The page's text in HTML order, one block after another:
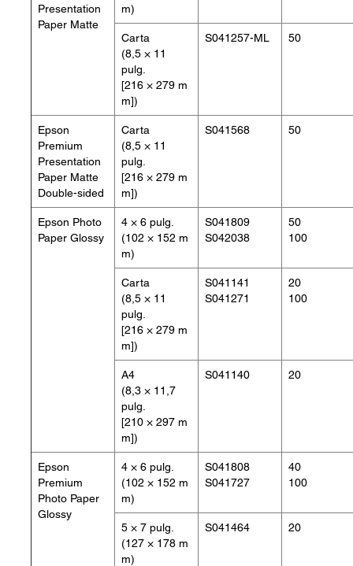
Presentation
Paper Matte
m)
Carta
(8,5 × 11
pulg.
[216 × 279 m
m])
S041257-ML 50
Epson
Premium
Presentation
Paper Matte
Double-sided
Carta
(8,5 × 11
pulg.
[216 × 279 m
m])
S041568 50
Epson Photo
Paper Glossy
4 × 6 pulg.
(102 × 152 m
m)
S041809
S042038
50
100
Carta
(8,5 × 11
pulg.
[216 × 279 m
m])
S041141
S041271
20
100
A4
(8,3 × 11,7
pulg.
[210 × 297 m
m])
S041140 20
Epson
Premium
Photo Paper
Glossy
4 × 6 pulg.
(102 × 152 m
m)
S041808
S041727
40
100
5 × 7 pulg.
(127 × 178 m
m)
S041464 20